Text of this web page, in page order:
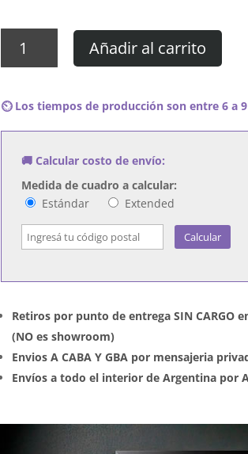
Prairie
Wind
Añadir al carrito
⏲️ Los tiempos de producción son entre 6 a
🚚 Calcular costo de envío:
Medida de cuadro a calcular:
Estándar
Extended
Calcular
Retiros por punto de entrega SIN CARGO
(NO es showroom)
Envios A CABA Y GBA por mensajeria
Envíos a todo el interior de Argentina por